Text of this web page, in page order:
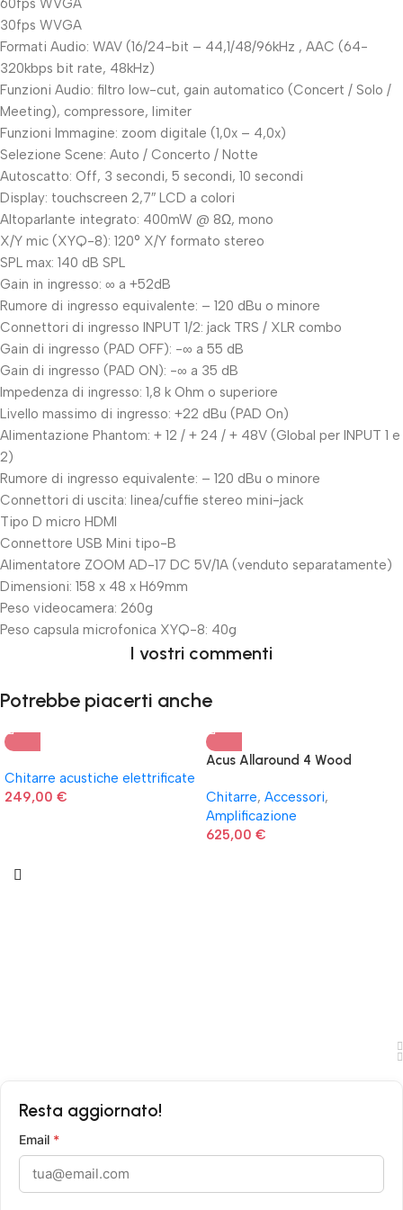
60fps WVGA
30fps WVGA
Formati Audio: WAV (16/24-bit – 44,1/48/96kHz , AAC (64-
320kbps bit rate, 48kHz)
Funzioni Audio: filtro low-cut, gain automatico (Concert / Solo /
Meeting), compressore, limiter
Funzioni Immagine: zoom digitale (1,0x – 4,0x)
Selezione Scene: Auto / Concerto / Notte
Autoscatto: Off, 3 secondi, 5 secondi, 10 secondi
Display: touchscreen 2,7″ LCD a colori
Altoparlante integrato: 400mW @ 8Ω, mono
X/Y mic (XYQ-8): 120° X/Y formato stereo
SPL max: 140 dB SPL
Gain in ingresso: ∞ a +52dB
Rumore di ingresso equivalente: – 120 dBu o minore
Connettori di ingresso INPUT 1/2: jack TRS / XLR combo
Gain di ingresso (PAD OFF): -∞ a 55 dB
Gain di ingresso (PAD ON): -∞ a 35 dB
Impedenza di ingresso: 1,8 k Ohm o superiore
Livello massimo di ingresso: +22 dBu (PAD On)
Alimentazione Phantom: + 12 / + 24 / + 48V (Global per INPUT 1 e
2)
Rumore di ingresso equivalente: – 120 dBu o minore
Connettori di uscita: linea/cuffie stereo mini-jack
Tipo D micro HDMI
Connettore USB Mini tipo-B
Alimentatore ZOOM AD-17 DC 5V/1A (venduto separatamente)
Dimensioni: 158 x 48 x H69mm
Peso videocamera: 260g
Peso capsula microfonica XYQ-8: 40g
I vostri commenti
Potrebbe piacerti anche
Chitarre acustiche elettrificate
249,00 €
Acus Allaround 4 Wood
Chitarre, Accessori,
Amplificazione
625,00 €
Resta aggiornato!
Email *